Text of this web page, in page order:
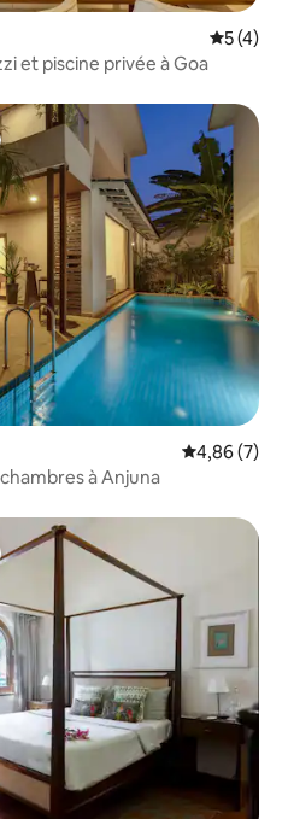
5 (4)
et piscine privée à Goa
Évaluation
4,86 (7)
à Anjuna